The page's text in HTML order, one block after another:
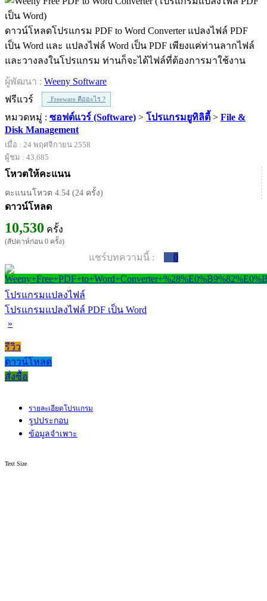
ดาวน์โหลดโปรแกรม PDF to Word Converter แปลงไฟล์ PDF
เป็น Word และ แปลงไฟล์ Word เป็น PDF เพียงแค่ท่านลากไฟล์
และวางลงในโปรแกรม ท่านก็จะได้ไฟล์ที่ต้องการมาใช้งาน
ผู้พัฒนา : Weeny Software
ฟรีแวร์
Freeware คืออะไร ?
หมวดหมู่ : ซอฟต์แวร์ (Software) > โปรแกรมยูทิลิตี้ > File &
Disk Management
เมื่อ : 24 พฤศจิกายน 2558
ผู้ชม : 43,685
โหวตให้คะแนน
คะแนนโหวต 4.54 (24 ครั้ง)
ดาวน์โหลด
10,530 ครั้ง
(สัปดาห์ก่อน 0 ครั้ง)
แชร์บทความนี้ : 0
โปรแกรมแปลงไฟล์
โปรแกรมแปลงไฟล์ PDF เป็น Word
»
รีวิว
ดาวน์โหลด
สั่งซื้อ
รายละเอียดโปรแกรม
รูปประกอบ
ข้อมูลจำเพาะ
Text Size